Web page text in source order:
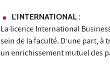
L'INTERNATIONAL :
La licence International
sein de la faculté. D’une part,
un enrichissement mutuel des